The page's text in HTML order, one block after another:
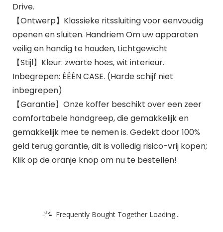
Drive.
【Ontwerp】Klassieke ritssluiting voor eenvoudig
openen en sluiten. Handriem Om uw apparaten
veilig en handig te houden, Lichtgewicht
【Stijl】Kleur: zwarte hoes, wit interieur.
Inbegrepen: ÉÉÉN CASE. (Harde schijf niet
inbegrepen)
【Garantie】Onze koffer beschikt over een zeer
comfortabele handgreep, die gemakkelijk en
gemakkelijk mee te nemen is. Gedekt door 100%
geld terug garantie, dit is volledig risico-vrij kopen;
Klik op de oranje knop om nu te bestellen!
Frequently Bought Together Loading...